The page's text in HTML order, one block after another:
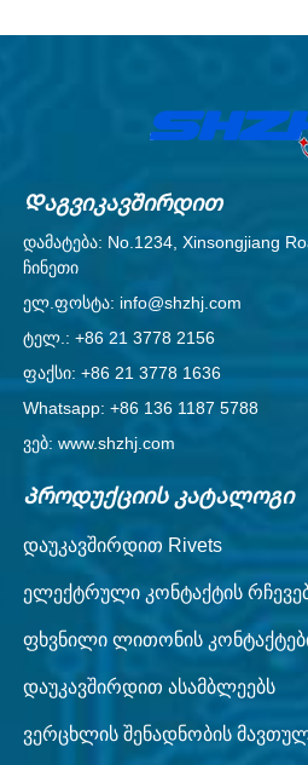
Დაგვიკავშირდით
დამატება: No.1234, Xinsongjiang
ჩინეთი
ელ.ფოსტა: info@shzhj.com
ტელ.: +86 21 3778 2156
ფაქსი: +86 21 3778 1636
Whatsapp: +86 136 1187 5788
ვებ: www.shzhj.com
Პროდუქციის კატალოგი
დაუკავშირდით Rivets
ელექტრული კონტაქტის
ფხვნილი ლითონის
დაუკავშირდით ასამბლეებს
ვერცხლის შენადნობის